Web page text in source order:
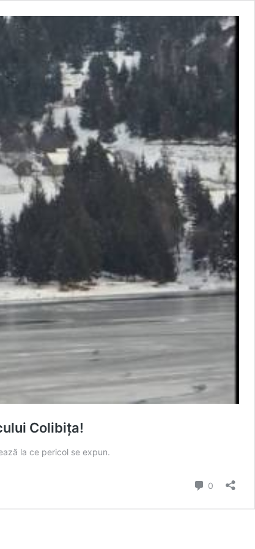
Colibița!
la ce pericol se expun.
0 comentarii